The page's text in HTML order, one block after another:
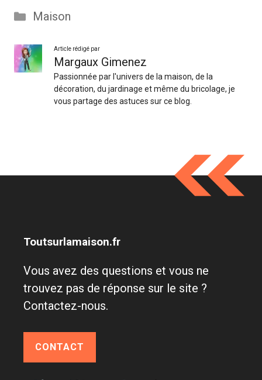
Catégories
Maison
Article rédigé par
Margaux Gimenez
Passionnée par l'univers de la maison, de la
décoration, du jardinage et même du bricolage, je
vous partage des astuces sur ce blog.
Toutsurlamaison.fr
Vous avez des questions et vous ne
trouvez pas de réponse sur le site ?
Contactez-nous.
CONTACT